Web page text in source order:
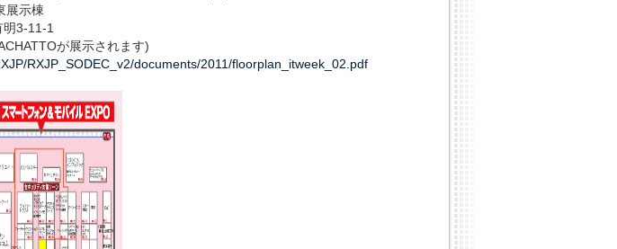
展示棟
3-11-1
が展示されます)
RXJP_SODEC_v2/documents/2011/floorplan_itweek_02.pdf